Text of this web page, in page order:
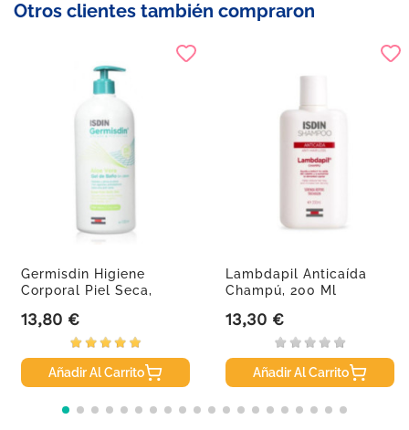
Otros clientes también compraron
Germisdin Higiene
Corporal Piel Seca,
Precio
13,80 €
Añadir Al Carrito
Lambdapil Anticaída
Champú, 200 Ml
Precio
13,30 €
Añadir Al Carrito